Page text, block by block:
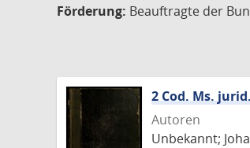
Förderung: Beauftragte der
2 Cod. Ms.
Autoren
Unbekannt;